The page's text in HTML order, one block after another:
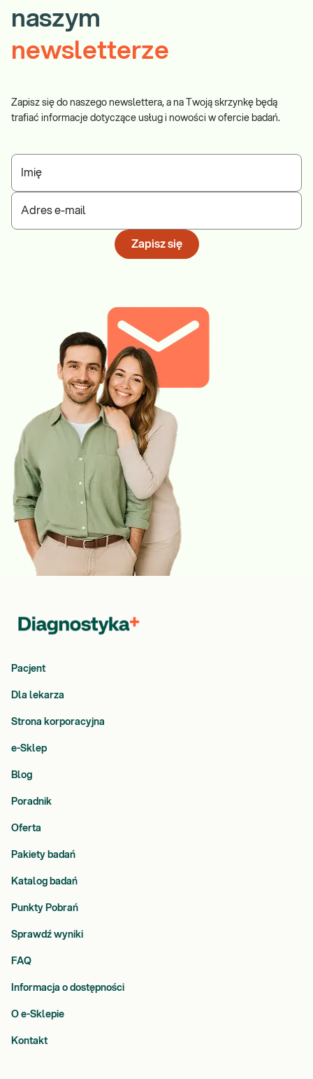
naszym
newsletterze
Zapisz się do naszego newslettera, a na Twoją skrzynkę będą
trafiać informacje dotyczące usług i nowości w ofercie badań.
Imię
Adres e-mail
Zapisz się
Pacjent
Dla lekarza
Strona korporacyjna
e-Sklep
Blog
Poradnik
Oferta
Pakiety badań
Katalog badań
Punkty Pobrań
Sprawdź wyniki
FAQ
Informacja o dostępności
O e-Sklepie
Kontakt